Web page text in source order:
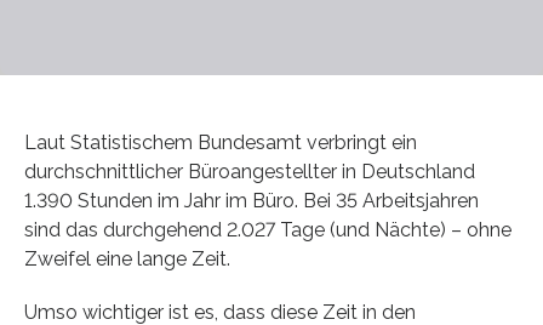
Laut Statistischem Bundesamt verbringt ein
durchschnittlicher Büroangestellter in Deutschland
1.390 Stunden im Jahr im Büro. Bei 35 Arbeitsjahren
sind das durchgehend 2.027 Tage (und Nächte) – ohne
Zweifel eine lange Zeit.
Umso wichtiger ist es, dass diese Zeit in den